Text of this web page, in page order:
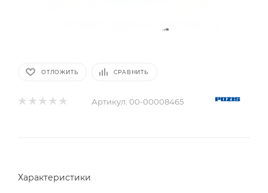
ОТЛОЖИТЬ СРАВНИТЬ
Артикул: 00-00008465
Характеристики